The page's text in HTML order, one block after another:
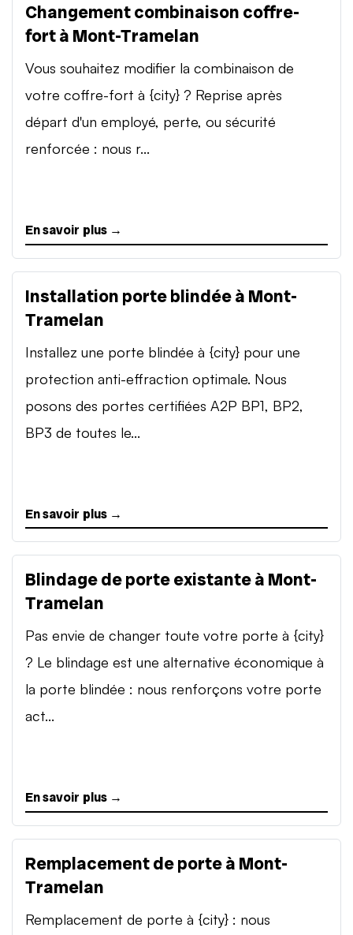
Changement combinaison coffre-
fort à Mont-Tramelan
Vous souhaitez modifier la combinaison de
votre coffre-fort à {city} ? Reprise après
départ d'un employé, perte, ou sécurité
renforcée : nous r...
En savoir plus →
Installation porte blindée à Mont-
Tramelan
Installez une porte blindée à {city} pour une
protection anti-effraction optimale. Nous
posons des portes certifiées A2P BP1, BP2,
BP3 de toutes le...
En savoir plus →
Blindage de porte existante à Mont-
Tramelan
Pas envie de changer toute votre porte à {city}
? Le blindage est une alternative économique à
la porte blindée : nous renforçons votre porte
act...
En savoir plus →
Remplacement de porte à Mont-
Tramelan
Remplacement de porte à {city} : nous